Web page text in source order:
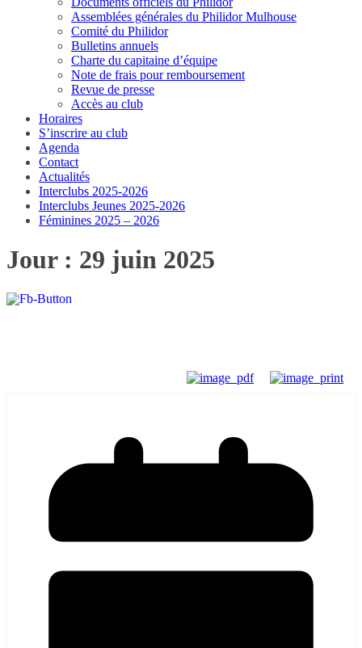
Assemblées générales du Philidor Mulhouse
Comité du Philidor
Bulletins annuels
Charte du capitaine d’équipe
Note de frais pour remboursement
Revue de presse
Accès au club
Horaires
S’inscrire au club
Agenda
Contact
Actualités
Interclubs 2025-2026
Interclubs Jeunes 2025-2026
Féminines 2025 – 2026
Jour : 29 juin 2025